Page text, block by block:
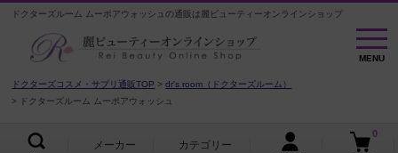
ドクターズルーム ムーポアウォッシュの通販は麗ビューティーオンラインショップ
MENU
MENU
ドクターズコスメ・サプリ通販TOP
dr's room（ドクターズルーム）
ドクターズルーム ムーポアウォッシュ
メーカー カテゴリー
0